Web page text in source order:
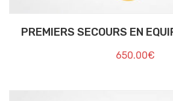
PREMIERS SECOURS EN
650.00€